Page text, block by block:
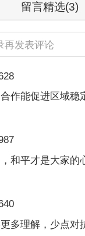
留言精选(3)
再发表评论
作能促进区域稳
和平才是大家的
多理解，少点对